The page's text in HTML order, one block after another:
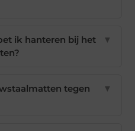
ik hanteren bij het
▼
tegen
▼